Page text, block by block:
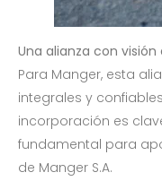
Una alianza con
Para Manger, esta
integrales y
incorporación es
fundamental para
de Manger S.A.